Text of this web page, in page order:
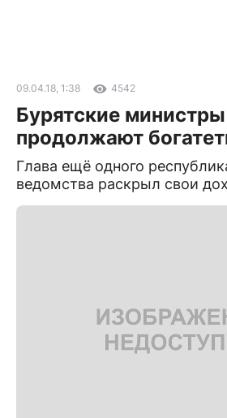
09.04.18, 1:38 4542
Бурятские министры
продолжают
Глава ещё одного
ведомства раскрыл свои